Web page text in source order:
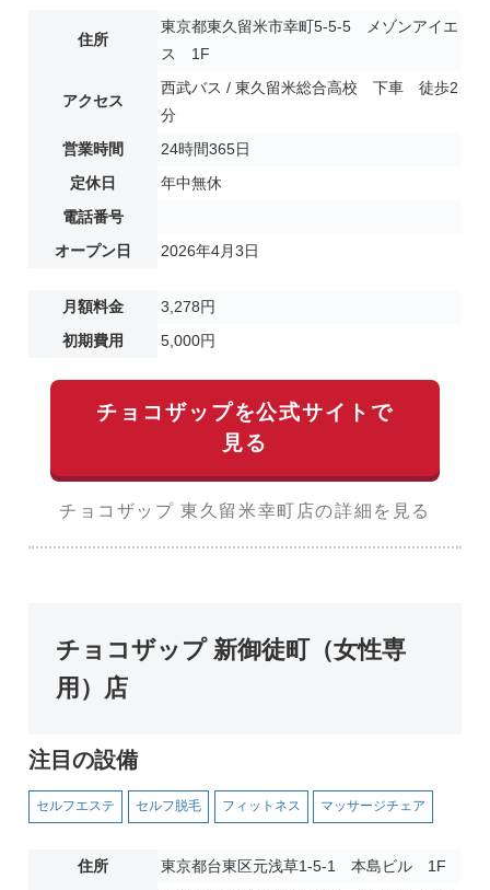
住所
東京都東久留米市幸町5-5-5 メゾンアイエ
ス 1F
アクセス
西武バス / 東久留米総合高校 下車 徒歩2
分
営業時間
24時間365日
定休日
年中無休
電話番号
オープン日
2026年4月3日
月額料金
3,278円
初期費用
5,000円
チョコザップを公式サイトで
見る
チョコザップ 東久留米幸町店の詳細を見る
チョコザップ 新御徒町（女性専
用）店
注目の設備
セルフエステ セルフ脱毛 フィットネス マッサージチェア
住所 東京都台東区元浅草1-5-1 本島ビル 1F